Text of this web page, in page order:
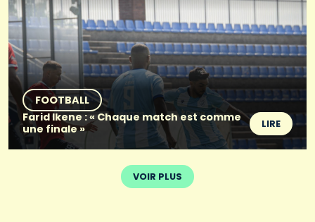
FOOTBALL
Farid Ikene : « Chaque match est comme
une finale »
LIRE
VOIR PLUS